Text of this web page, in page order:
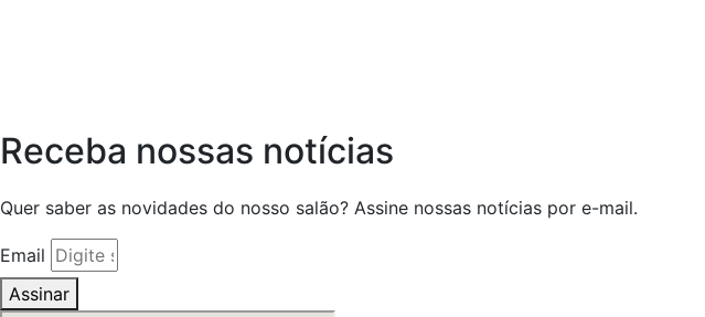
Receba nossas notícias
Quer saber as novidades do nosso salão? Assine nossas notícias por e-mail.
Email
Assinar